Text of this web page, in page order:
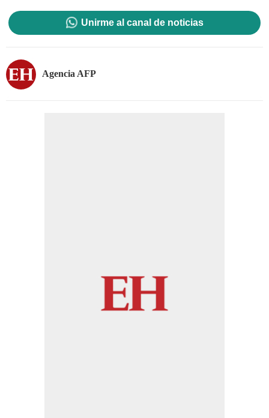
Unirme al canal de noticias
Agencia AFP